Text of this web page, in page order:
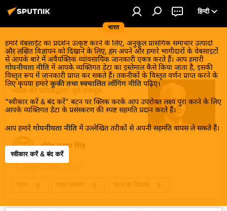
भारत
हिन्दी
हमारे वेबसाईट का प्रदर्शन उत्कृष्ट करने के लिए, अनुकूल प्रासंगिक समाचार उत्पादों
और लक्षित विज्ञापन को दिखाने के लिए, हम अपने और हमारे भागीदारों के वेबसाइटों
से आपके बारे में अवैयक्तिक व्यावसायिक जानकारी एकत्र करते हैं। आप हमारी
गोपनीयता नीति में आपके व्यक्तिगत डेटा का इस्तेमाल कैसे किया जाता है, इसकी
विस्तृत रूप में जानकारी प्राप्त कर सकते हैं। तकनीकों के विस्तृत वर्णन प्राप्त करने के
लिए कृपया हमारे कूकी तथा स्वचालित लॉगिंग नीति पढ़िए।
“स्वीकार करें & बंद करें” बटन पर क्लिक करके आप उपरोक्त लक्ष्य पुरा करने के लिए
आपके व्यक्तिगत डेटा के प्रसंस्करण की स्पष्ट सहमति प्रदान करते हैं।
आप हमारे गोपनीयता नीति में उल्लेखित तरीकों से अपनी सहमति वापस ले सकते हैं।
स्वीकार करें & बंद करें
खबरें - 15.10.2024
जयशंकर की पाकिस्तान यात्रा SCO के प्रति
भारत की प्रतिबद्धता: पूर्व राजदूत
धीरेंद्र प्रताप सिंह
भारत भारत सरकार
भारत का विकास